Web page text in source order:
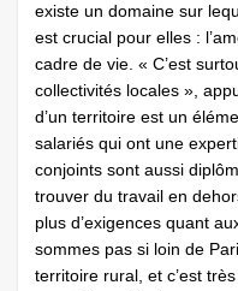
existe un domaine sur
est crucial pour elles :
cadre de vie. « C’est
collectivités locales »,
d’un territoire est un
salariés qui ont une
conjoints sont aussi
trouver du travail en
plus d’exigences quant
sommes pas si loin de
territoire rural, et c’est